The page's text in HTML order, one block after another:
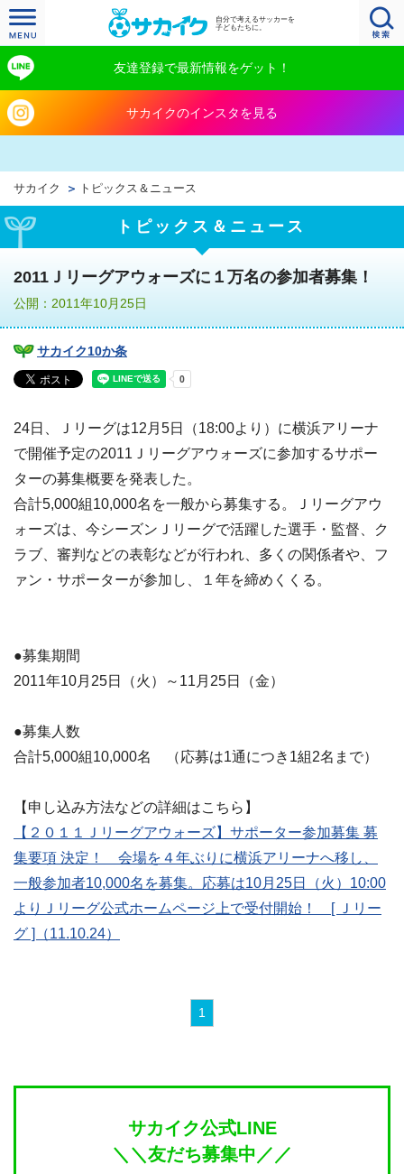
自分で考えるサッカーを
子どもたちに。
友達登録で最新情報をゲット！
サカイクのインスタを見る
サカイク トピックス＆ニュース
トピックス＆ニュース
2011Ｊリーグアウォーズに１万名の参加者募集！
公開：2011年10月25日
サカイク10か条
24日、Ｊリーグは12月5日（18:00より）に横浜アリーナ
で開催予定の2011Ｊリーグアウォーズに参加するサポー
ターの募集概要を発表した。
合計5,000組10,000名を一般から募集する。Ｊリーグアウ
ォーズは、今シーズンＪリーグで活躍した選手・監督、ク
ラブ、審判などの表彰などが行われ、多くの関係者や、フ
ァン・サポーターが参加し、１年を締めくくる。
●募集期間
2011年10月25日（火）～11月25日（金）
●募集人数
合計5,000組10,000名 （応募は1通につき1組2名まで）
【申し込み方法などの詳細はこちら】
【２０１１Ｊリーグアウォーズ】サポーター参加募集 募
集要項 決定！ 会場を４年ぶりに横浜アリーナへ移し、
一般参加者10,000名を募集。応募は10月25日（火）10:00
よりＪリーグ公式ホームページ上で受付開始！ [ Ｊリー
グ ]（11.10.24）
1
サカイク公式LINE
＼＼友だち募集中／／